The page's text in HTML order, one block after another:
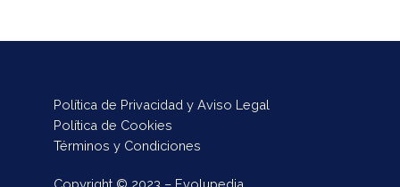
Política de Privacidad y Aviso Legal
Política de Cookies
Términos y Condiciones
Copyright © 2023 – Evolupedia